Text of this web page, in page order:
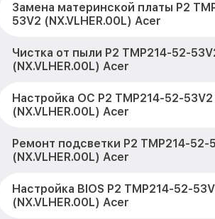
Замена материнской платы P2
53V2 (NX.VLHER.00L) Acer
Чистка от пыли P2 TMP214-52-
(NX.VLHER.00L) Acer
Настройка ОС P2 TMP214-52-53V2
(NX.VLHER.00L) Acer
Ремонт подсветки P2 TMP214-52-
(NX.VLHER.00L) Acer
Настройка BIOS P2 TMP214-52-
(NX.VLHER.00L) Acer